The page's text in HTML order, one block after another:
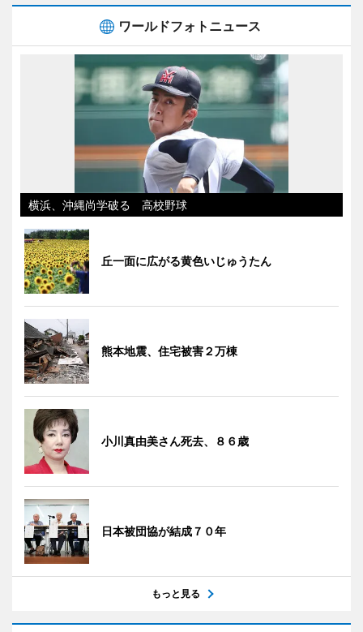
ワールドフォトニュース
横浜、沖縄尚学破る 高校野球
丘一面に広がる黄色いじゅうたん
熊本地震、住宅被害２万棟
小川真由美さん死去、８６歳
日本被団協が結成７０年
もっと見る